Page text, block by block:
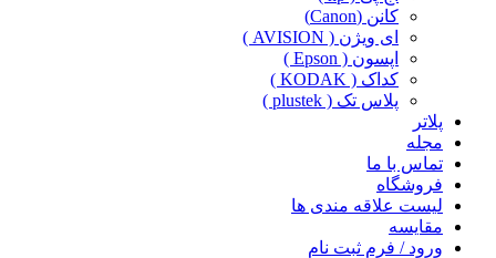
کانن (Canon)
ای ویژن ( AVISION )
اپسون ( Epson )
کداک ( KODAK )
پلاس تک ( plustek )
پلاتر
مجله
تماس با ما
فروشگاه
لیست علاقه مندی ها
مقایسه
ورود / فرم ثبت نام